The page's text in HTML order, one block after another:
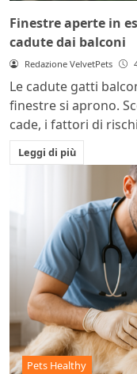
Finestre aperte in
cadute dai balconi
Redazione VelvetPets
Le cadute gatti
finestre si aprono.
cade, i fattori di
Leggi di più
Pets Healthy